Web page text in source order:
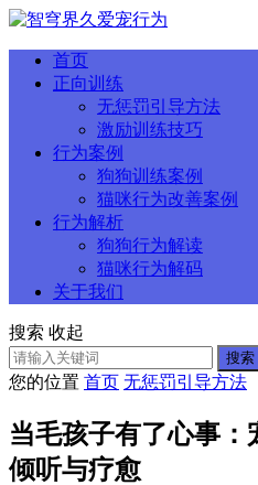
首页
正向训练
无惩罚引导方法
激励训练技巧
行为案例
狗狗训练案例
猫咪行为改善案例
行为解析
狗狗行为解读
猫咪行为解码
关于我们
搜索 收起
搜索
您的位置 首页 无惩罚引导方法
当毛孩子有了心事
倾听与疗愈